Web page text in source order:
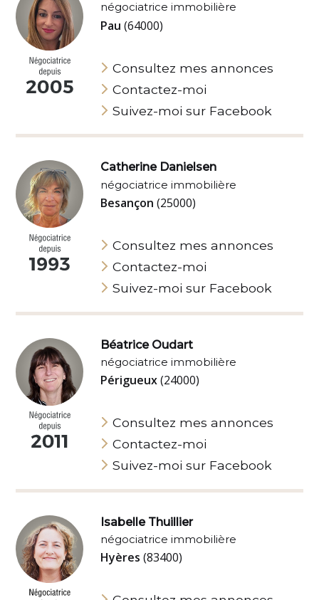
négociatrice immobilière
Pau(64000)
Consultez mes annonces
Contactez-moi
Suivez-moi sur Facebook
Catherine Danielsen
négociatrice immobilière
Besançon(25000)
Consultez mes annonces
Contactez-moi
Suivez-moi sur Facebook
Béatrice Oudart
négociatrice immobilière
Périgueux(24000)
Consultez mes annonces
Contactez-moi
Suivez-moi sur Facebook
Isabelle Thuillier
négociatrice immobilière
Hyères(83400)